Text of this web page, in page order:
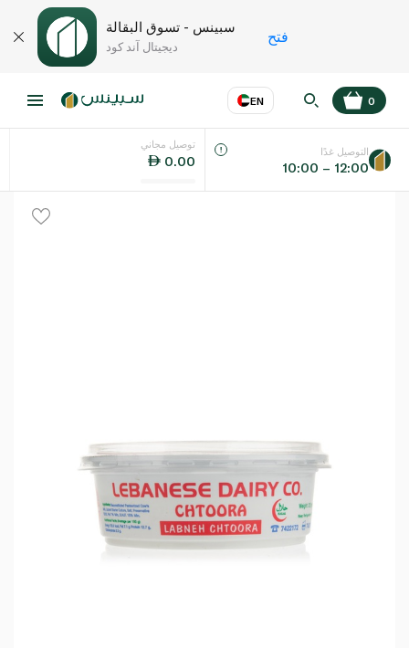
سبينس - تسوق البقالة
ديجيتال آند كود
فتح
EN
اللغة عر
0
توصيل مجاني
0.00
التوصيل غدًا
10:00 – 12:00